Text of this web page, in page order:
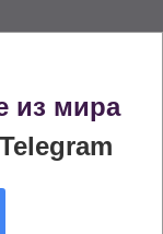
из мира
Telegram